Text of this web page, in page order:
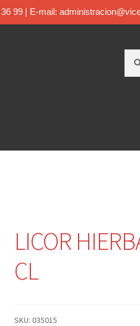
99 | E-mail:
LICOR
CL
SKU: 035015